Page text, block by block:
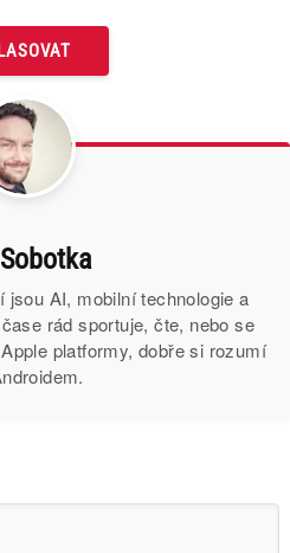
jsou AI, mobilní technologie a
rád sportuje, čte, nebo se
platformy, dobře si rozumí